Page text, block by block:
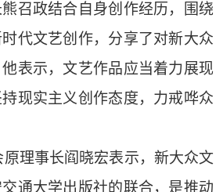
召政结合自身创作经历，围绕
代文艺创作，分享了对新大众
表示，文艺作品应当着力展现
现实主义创作态度，力戒哗众
理事长阎晓宏表示，新大众文
通大学出版社的联合，是推动